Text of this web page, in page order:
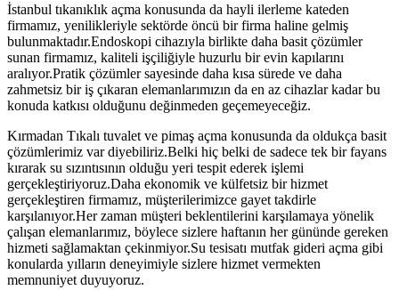
İstanbul tıkanıklık açma konusunda da hayli ilerleme kateden
firmamız, yenilikleriyle sektörde öncü bir firma haline gelmiş
bulunmaktadır.Endoskopi cihazıyla birlikte daha basit çözümler
sunan firmamız, kaliteli işçiliğiyle huzurlu bir evin kapılarını
aralıyor.Pratik çözümler sayesinde daha kısa sürede ve daha
zahmetsiz bir iş çıkaran elemanlarımızın da en az cihazlar kadar bu
konuda katkısı olduğunu değinmeden geçemeyeceğiz.
Kırmadan Tıkalı tuvalet ve pimaş açma konusunda da oldukça basit
çözümlerimiz var diyebiliriz.Belki hiç belki de sadece tek bir fayans
kırarak su sızıntısının olduğu yeri tespit ederek işlemi
gerçekleştiriyoruz.Daha ekonomik ve külfetsiz bir hizmet
gerçekleştiren firmamız, müşterilerimizce gayet takdirle
karşılanıyor.Her zaman müşteri beklentilerini karşılamaya yönelik
çalışan elemanlarımız, böylece sizlere haftanın her gününde gereken
hizmeti sağlamaktan çekinmiyor.Su tesisatı mutfak gideri açma gibi
konularda yılların deneyimiyle sizlere hizmet vermekten
memnuniyet duyuyoruz.